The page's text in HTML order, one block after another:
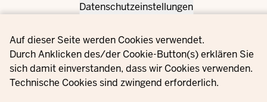
Privacy settings
Datenschutzeinstellungen
Auf dieser Seite werden Cookies verwendet.
Durch Anklicken des/der Cookie-Button(s) erklären Sie
sich damit einverstanden, dass wir Cookies verwenden.
Technische Cookies sind zwingend erforderlich.